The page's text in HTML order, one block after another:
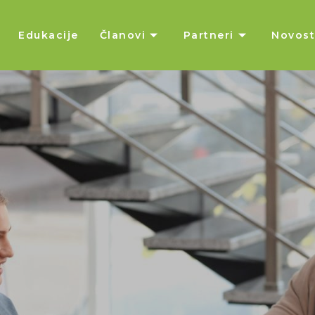
Edukacije Članovi Partneri